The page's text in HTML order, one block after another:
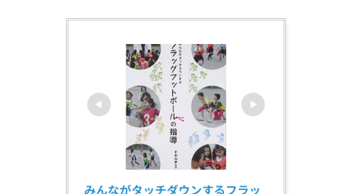
みんながタッチダウンするフラッ